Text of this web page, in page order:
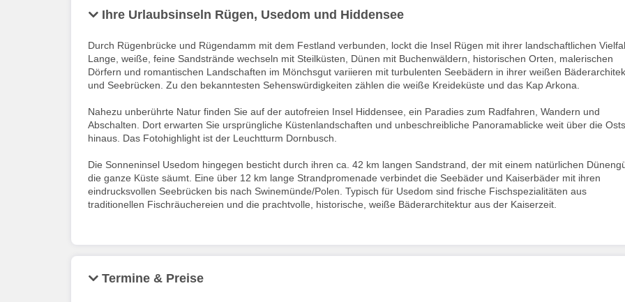
Ihre Urlaubsinseln Rügen, Usedom und Hiddensee
Durch Rügenbrücke und Rügendamm mit dem Festland verbunden, lockt die Insel Rügen mit ihrer landschaftlichen
Lange, weiße, feine Sandstrände wechseln mit Steilküsten, Dünen mit Buchenwäldern, historischen Orten, malerischen
Dörfern und romantischen Landschaften im Mönchsgut variieren mit turbulenten Seebädern in ihrer weißen
und Seebrücken. Zu den bekanntesten Sehenswürdigkeiten zählen die weiße Kreideküste und das Kap Arkona.
Nahezu unberührte Natur finden Sie auf der autofreien Insel Hiddensee, ein Paradies zum Radfahren, Wandern und
Abschalten. Dort erwarten Sie ursprüngliche Küstenlandschaften und unbeschreibliche Panoramablicke weit über die
hinaus. Das Fotohighlight ist der Leuchtturm Dornbusch.
Die Sonneninsel Usedom hingegen besticht durch ihren ca. 42 km langen Sandstrand, der mit einem natürlichen
die ganze Küste säumt. Eine über 12 km lange Strandpromenade verbindet die Seebäder und Kaiserbäder mit ihren
eindrucksvollen Seebrücken bis nach Swinemünde/Polen. Typisch für Usedom sind frische Fischspezialitäten aus
traditionellen Fischräuchereien und die prachtvolle, historische, weiße Bäderarchitektur aus der Kaiserzeit.
Termine & Preise